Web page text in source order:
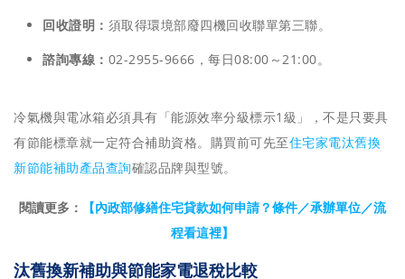
回收證明： 須取得環境部廢四機回收聯單第三聯。
諮詢專線： 02-2955-9666，每日08:00～21:00。
冷氣機與電冰箱必須具有「能源效率分級標示1級」，不是只要具
有節能標章就一定符合補助資格。購買前可先至住宅家電汰舊換
新節能補助產品查詢確認品牌與型號。
閱讀更多：
【內政部修繕住宅貸款如何申請？條件／承辦單位／流
程看這裡】
汰舊換新補助與節能家電退稅比較